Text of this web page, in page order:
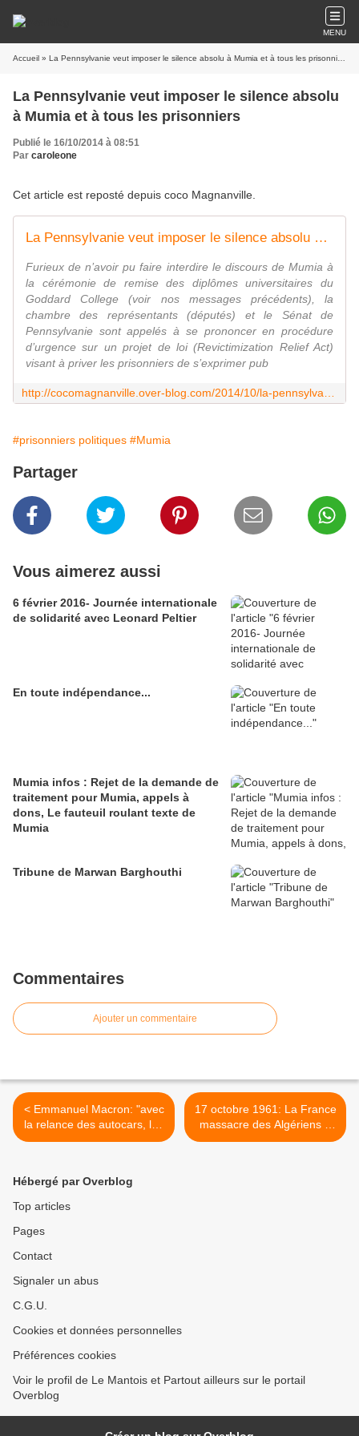
MENU
Accueil » La Pennsylvanie veut imposer le silence absolu à Mumia et à tous les prisonniers
La Pennsylvanie veut imposer le silence absolu
à Mumia et à tous les prisonniers
Publié le 16/10/2014 à 08:51
Par caroleone
Cet article est reposté depuis coco Magnanville
La Pennsylvanie veut imposer le silence absolu à Mumia et à tous les prisonniers
Furieux de n’avoir pu faire interdire le discours de Mumia à
la cérémonie de remise des diplômes universitaires du
Goddard College (voir nos messages précédents), la
chambre des représentants (députés) et le Sénat de
Pennsylvanie sont appelés à se prononcer en procédure
d’urgence sur un projet de loi (Revictimization Relief Act)
visant à priver les prisonniers de s’exprimer pub
#prisonniers politiques #Mumia
Partager
Vous aimerez aussi
6 février 2016- Journée internationale
de solidarité avec Leonard Peltier
En toute indépendance...
Mumia infos : Rejet de la demande de
traitement pour Mumia, appels à
dons, Le fauteuil roulant texte de
Mumia
Tribune de Marwan Barghouthi
Commentaires
Ajouter un commentaire
< Emmanuel Macron: "avec
la relance des autocars, les
pauvres voyageront plus
17 octobre 1961: La France
massacre des Algériens à
Paris >
Hébergé par Overblog
Top articles
Pages
Contact
Signaler un abus
C.G.U.
Cookies et données personnelles
Préférences cookies
Voir le profil de Le Mantois et Partout ailleurs sur le portail
Overblog